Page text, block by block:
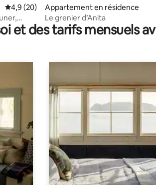
Évaluation moyenne sur la base de 20
4,9 (20)
Appartement en résidence
Le grenier d’Anita
et des tarifs mensuels